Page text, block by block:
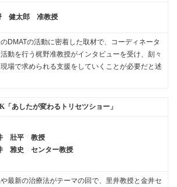
健太郎 准教授
DMATの活動に密着した取材で、コーディネータ
動を行う梶野准教授がインタビューを受け、刻々
場で求められる支援をしていくことが必要だと述
「あしたが変わるトリセツショー」
壯平 教授
雅史 センター教授
最新の治療法がテーマの回で、里井教授と金井セ